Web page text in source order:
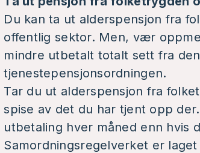
Du kan ta ut alderspensjon fra
offentlig sektor. Men, vær
mindre utbetalt totalt sett fra
tjenestepensjonsordningen.
Tar du ut alderspensjon fra
spise av det du har tjent opp
utbetaling hver måned enn hvis
Samordningsregelverket er